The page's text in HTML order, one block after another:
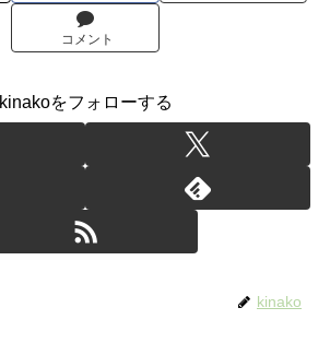
コメント
kinakoをフォローする
kinako